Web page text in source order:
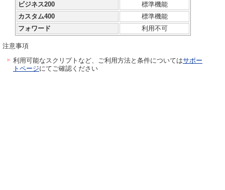
ビジネス200
標準機能
カスタム400
標準機能
フォワード
利用不可
注意事項
利用可能なスクリプトなど、ご利用方法と条件についてはサポー
トページにてご確認ください